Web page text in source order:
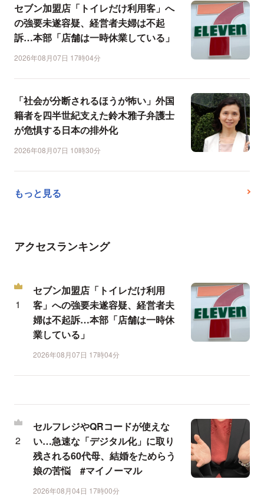
セブン加盟店「トイレだけ利用客」へ
の強要未遂容疑、経営者夫婦は不起
訴…本部「店舗は一時休業している」
2026年08月07日 17時04分
「社会が分断されるほうが怖い」外国
籍者を四半世紀支えた鈴木雅子弁護士
が危惧する日本の排外化
2026年08月07日 10時30分
もっと見る
アクセスランキング
セブン加盟店「トイレだけ利用
客」への強要未遂容疑、経営者夫
婦は不起訴…本部「店舗は一時休
業している」
2026年08月07日 17時04分
セルフレジやQRコードが使えな
い…急速な「デジタル化」に取り
残される60代母、結婚をためらう
娘の苦悩 #マイノーマル
2026年08月04日 17時00分